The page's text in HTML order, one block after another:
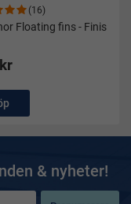
(16)
Floating fins - Finis
& nyheter!